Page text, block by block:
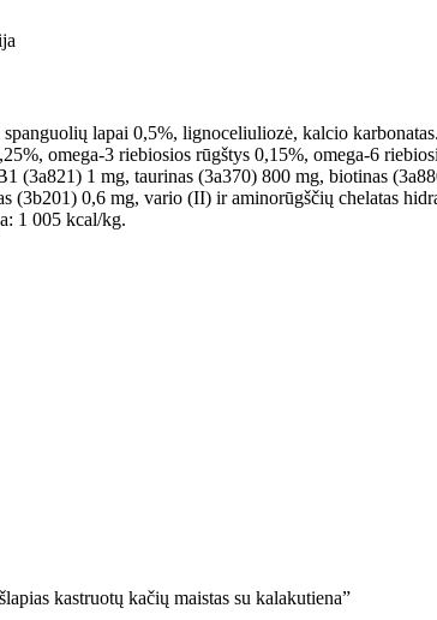
lapai 0,5%, lignoceliuliozė, kalcio
omega-3 riebiosios rūgštys 0,15%, omega-6
(3a821) 1 mg, taurinas (3a370) 800 mg, biotinas
(3b201) 0,6 mg, vario (II) ir aminorūgščių chelatas
1 005 kcal/kg.
kastruotų kačių maistas su kalakutiena”